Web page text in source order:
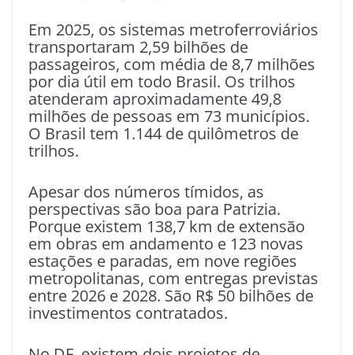
Em 2025, os sistemas metroferroviários
transportaram 2,59 bilhões de
passageiros, com média de 8,7 milhões
por dia útil em todo Brasil. Os trilhos
atenderam aproximadamente 49,8
milhões de pessoas em 73 municípios.
O Brasil tem 1.144 de quilômetros de
trilhos.
Apesar dos números tímidos, as
perspectivas são boa para Patrizia.
Porque existem 138,7 km de extensão
em obras em andamento e 123 novas
estações e paradas, em nove regiões
metropolitanas, com entregas previstas
entre 2026 e 2028. São R$ 50 bilhões de
investimentos contratados.